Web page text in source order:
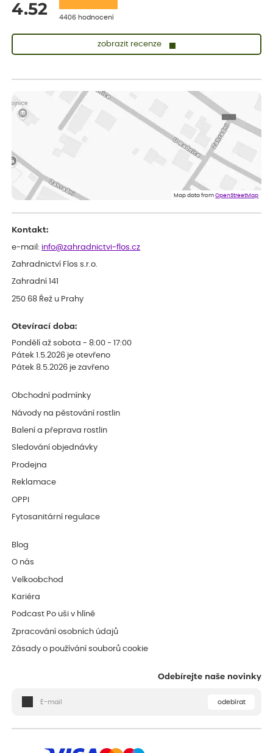
4.52 4406 hodnocení
zobrazit recenze
Měla jsem pouze 1objednavku a zatím jsem spokojená se
sazenicemi
Miroslava
Rostliny byly v pořádku, dobře zabalené, celková spokojenost.
Doporučuji :). Spokojenost, stromky v pěkném stavu. Jediné, co
my chybělo, bylo komunikování nedostupného zboží před
Map data fromOpenStreetMap
Kontakt:
e-mail: info@zahradnictvi-flos.cz
Zahradnictví Flos s.r.o.
Zahradní 141
250 68 Řež u Prahy
Otevírací doba:
Pondělí až sobota - 8:00 - 17:00
Pátek 1.5.2026 je otevřeno
Pátek 8.5.2026 je zavřeno
Obchodní podmínky
Návody na pěstování rostlin
Balení a přeprava rostlin
Sledování objednávky
Prodejna
Reklamace
OPPI
Fytosanitární regulace
Blog
O nás
Velkoobchod
Kariéra
Podcast Po uši v hlíně
Zpracování osobních údajů
Zásady o používání souborů cookie
Odebírejte naše novinky
odebírat